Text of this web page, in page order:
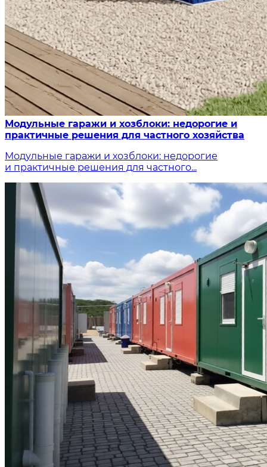
Модульные гаражи и хозблоки: недорогие и
практичные решения для частного хозяйства
Модульные гаражи и хозблоки: недорогие
и практичные решения для частного...